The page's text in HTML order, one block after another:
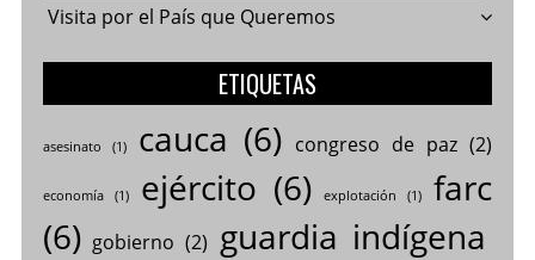
Visita por el País que Queremos
ETIQUETAS
asesinato (1) cauca (6) congreso de paz(2)
economía(1) ejército (6) explotación (1)
farc
(6) gobierno (2) guardia indígena